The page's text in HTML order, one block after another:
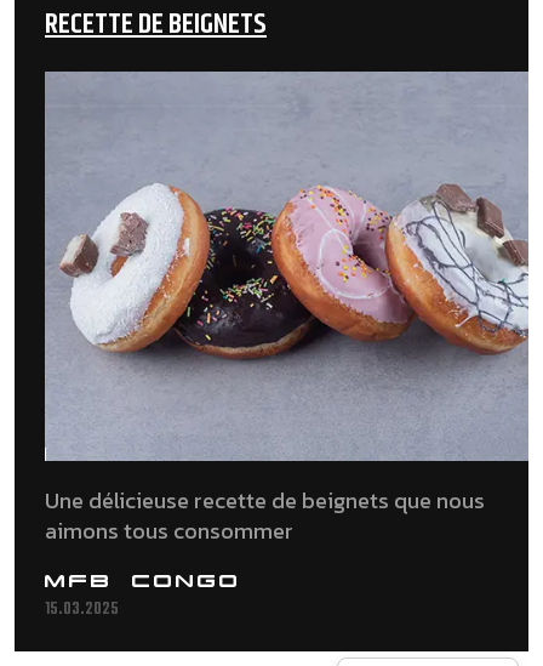
RECETTE DE BEIGNETS
Une délicieuse recette de beignets que nous
aimons tous consommer
MFB CONGO
15.03.2025